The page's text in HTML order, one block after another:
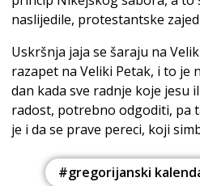
naslijedile, protestantske
Uskršnja jaja se šaraju na
razapet na Veliki Petak, i to je
dan kada sve radnje koje jesu
radost, potrebno odgoditi, pa
je i da se prave pereci, koji
#gregorijanski